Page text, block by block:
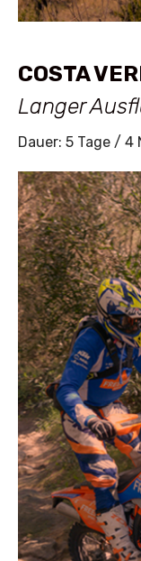
COSTA
Langer
Dauer: 5 Tage /